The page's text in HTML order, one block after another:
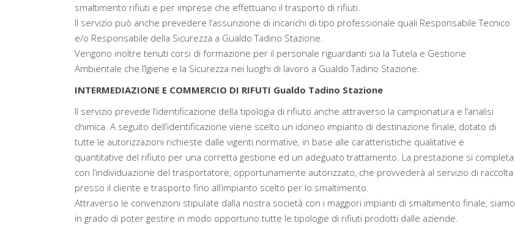
smaltimento rifiuti e per imprese che effettuano il trasporto di rifiuti.
Il servizio può anche prevedere l’assunzione di incarichi di tipo professionale quali Responsabile Tecnico
e/o Responsabile della Sicurezza a Gualdo Tadino Stazione.
Vengono inoltre tenuti corsi di formazione per il personale riguardanti sia la Tutela e Gestione
Ambientale che l’Igiene e la Sicurezza nei luoghi di lavoro a Gualdo Tadino Stazione.
INTERMEDIAZIONE E COMMERCIO DI RIFUTI Gualdo Tadino Stazione
Il servizio prevede l’identificazione della tipologia di rifiuto anche attraverso la campionatura e l’analisi
chimica. A seguito dell’identificazione viene scelto un idoneo impianto di destinazione finale, dotato di
tutte le autorizzazioni richieste dalle vigenti normative, in base alle caratteristiche qualitative e
quantitative del rifiuto per una corretta gestione ed un adeguato trattamento. La prestazione si completa
con l’individuazione del trasportatore, opportunamente autorizzato, che provvederà al servizio di raccolta
presso il cliente e trasporto fino all’impianto scelto per lo smaltimento.
Attraverso le convenzioni stipulate dalla nostra società con i maggiori impianti di smaltimento finale, siamo
in grado di poter gestire in modo opportuno tutte le tipologie di rifiuti prodotti dalle aziende.